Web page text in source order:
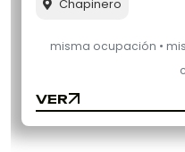
Chapinero
misma ocupación •
VER
VER